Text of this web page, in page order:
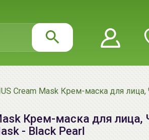
Cream Mask Крем-маска для
Крем-маска для
- Black Pearl